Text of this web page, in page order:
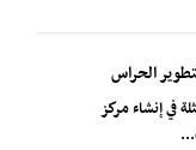
الحراس
في إنشاء مركز